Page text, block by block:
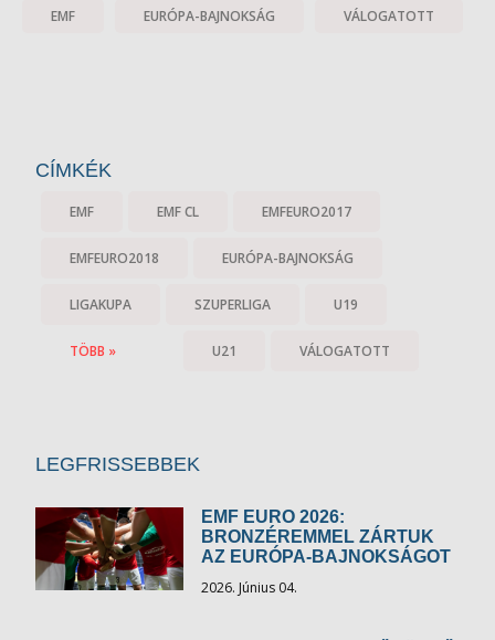
EMF EURÓPA-BAJNOKSÁG VÁLOGATOTT
CÍMKÉK
EMF EMF CL EMFEURO2017
EMFEURO2018 EURÓPA-BAJNOKSÁG
LIGAKUPA SZUPERLIGA U19
U21 VÁLOGATOTT
TÖBB »
LEGFRISSEBBEK
EMF EURO 2026:
BRONZÉREMMEL ZÁRTUK
AZ EURÓPA-BAJNOKSÁGOT
2026. Június 04.